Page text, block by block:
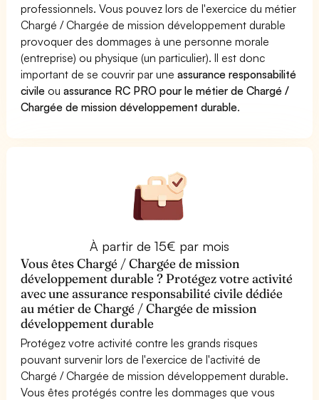
professionnels. Vous pouvez lors de l'exercice du métier
Chargé / Chargée de mission développement durable
provoquer des dommages à une personne morale
(entreprise) ou physique (un particulier). Il est donc
important de se couvrir par uneassurance responsabilité
civile ouassurance RC PRO pour le métier de Chargé /
Chargée de mission développement durable.
À partir de 15€ par mois
Vous êtes Chargé / Chargée de mission
développement durable ? Protégez votre activité
avec une assurance responsabilité civile dédiée
au métier de Chargé / Chargée de mission
développement durable
Protégez votre activité contre les grands risques
pouvant survenir lors de l'exercice de l'activité de
Chargé / Chargée de mission développement durable.
Vous êtes protégés contre les dommages que vous